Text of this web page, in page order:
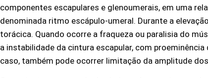
componentes escapulares e glenoumerais, em uma
denominada ritmo escápulo-umeral. Durante a
torácica. Quando ocorre a fraqueza ou paralisia do
a instabilidade da cintura escapular, com
caso, também pode ocorrer limitação da amplitude